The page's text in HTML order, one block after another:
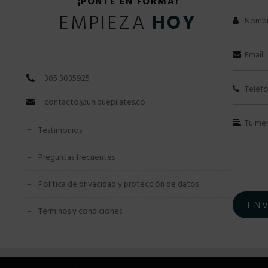
EMPIEZA HOY
305 3035925
contacto@uniquepilates.co
testimonios
preguntas frecuentes
política de privacidad y protección de datos
términos y condiciones